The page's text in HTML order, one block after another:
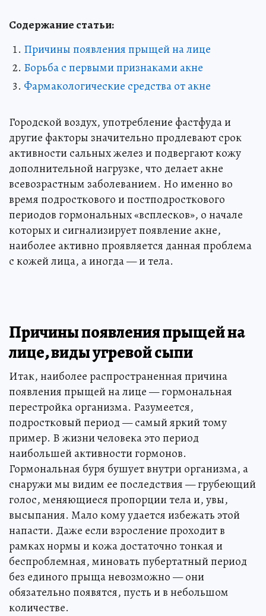
Содержание статьи:
Причины появления прыщей на лице
Борьба с первыми признаками акне
Фармакологические средства от акне
Городской воздух, употребление фастфуда и
другие факторы значительно продлевают срок
активности сальных желез и подвергают кожу
дополнительной нагрузке, что делает акне
всевозрастным заболеванием. Но именно во
время подросткового и постподросткового
периодов гормональных «всплесков», о начале
которых и сигнализирует появление акне,
наиболее активно проявляется данная проблема
с кожей лица, а иногда — и тела.
Причины появления прыщей на
лице, виды угревой сыпи
Итак, наиболее распространенная причина
появления прыщей на лице — гормональная
перестройка организма. Разумеется,
подростковый период — самый яркий тому
пример. В жизни человека это период
наибольшей активности гормонов.
Гормональная буря бушует внутри организма, а
снаружи мы видим ее последствия — грубеющий
голос, меняющиеся пропорции тела и, увы,
высыпания. Мало кому удается избежать этой
напасти. Даже если взросление проходит в
рамках нормы и кожа достаточно тонкая и
беспроблемная, миновать пубертатный период
без единого прыща невозможно — они
обязательно появятся, пусть и в небольшом
количестве.